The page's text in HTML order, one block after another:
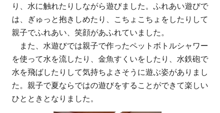
り、水に触れたりしながら遊びました。ふれあい遊びで
は、ぎゅっと抱きしめたり、こちょこちょをしたりして
親子でふれあい、笑顔があふれていました。
また、水遊びでは親子で作ったペットボトルシャワー
を使って水を流したり、金魚すくいをしたり、水鉄砲で
水を飛ばしたりして気持ちよさそうに遊ぶ姿がありまし
た。親子で夏ならではの遊びをすることができて楽しい
ひとときとなりました。